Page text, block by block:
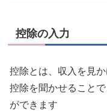
控除の入力
控除とは、収入を見
控除を聞かせること
ができます